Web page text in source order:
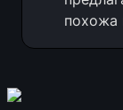
похожа